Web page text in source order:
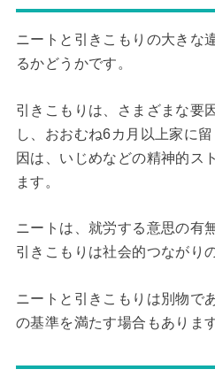
ニートと引きこもりの大きな
るかどうかです。
引きこもりは、さまざまな要
し、おおむね6カ月以上家に
因は、いじめなどの精神的ス
ます。
ニートは、就労する意思の有
引きこもりは社会的つながり
ニートと引きこもりは別物で
の基準を満たす場合もあります